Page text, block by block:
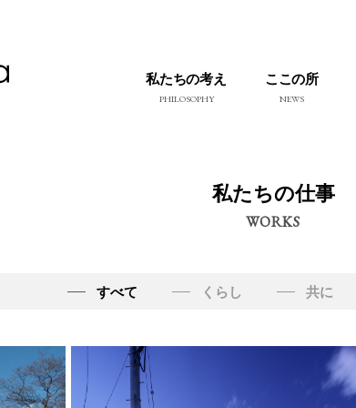
私たちの考え
PHILOSOPHY
ここの所
NEWS
私たちの仕事
WORKS
すべて くらし 共に